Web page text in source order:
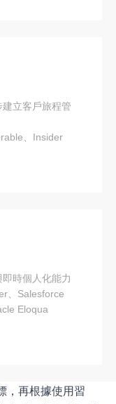
立客戶旅程管
、Insider
時個人化能力
、Salesforce
Eloqua
，再根據使用習